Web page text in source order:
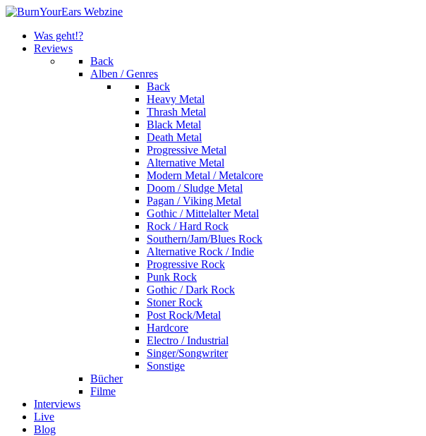
Was geht!?
Reviews
Back
Alben / Genres
Back
Heavy Metal
Thrash Metal
Black Metal
Death Metal
Progressive Metal
Alternative Metal
Modern Metal / Metalcore
Doom / Sludge Metal
Pagan / Viking Metal
Gothic / Mittelalter Metal
Rock / Hard Rock
Southern/Jam/Blues Rock
Alternative Rock / Indie
Progressive Rock
Punk Rock
Gothic / Dark Rock
Stoner Rock
Post Rock/Metal
Hardcore
Electro / Industrial
Singer/Songwriter
Sonstige
Bücher
Filme
Interviews
Live
Blog